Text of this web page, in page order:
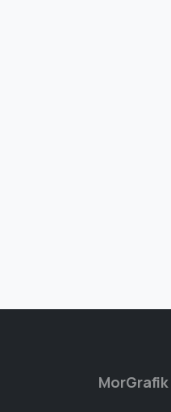
MorGrafik